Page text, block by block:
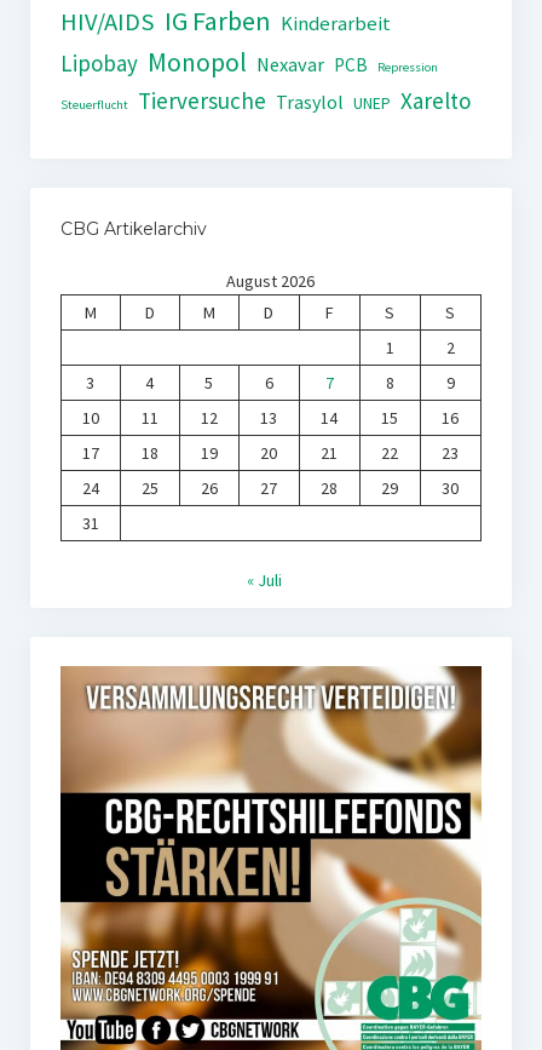
HIV/AIDS IG Farben Kinderarbeit
Lipobay Monopol Nexavar PCB Repression
Steuerflucht Tierversuche Trasylol UNEP Xarelto
CBG Artikelarchiv
August 2026
M
D M D F S
S
1
2
3
4 5 6 7 8
9
10
11 12 13 14 15
16
17
18 19 20 21 22
23
24
25 26 27 28 29
30
31
« Juli